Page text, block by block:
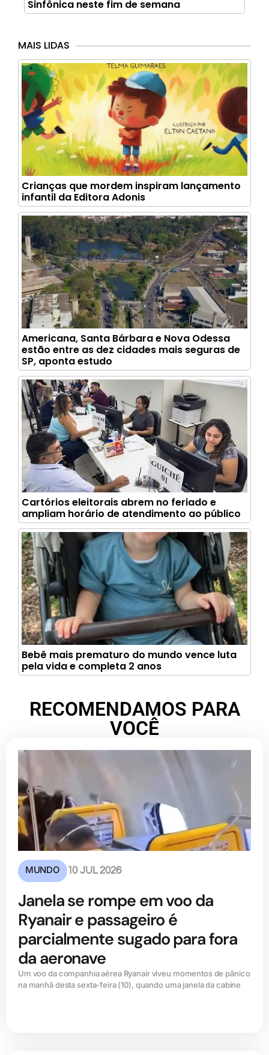
Sinfônica neste fim de semana
MAIS LIDAS
Crianças que mordem inspiram lançamento
infantil da Editora Adonis
Americana, Santa Bárbara e Nova Odessa
estão entre as dez cidades mais seguras de
SP, aponta estudo
Cartórios eleitorais abrem no feriado e
ampliam horário de atendimento ao público
Bebê mais prematuro do mundo vence luta
pela vida e completa 2 anos
RECOMENDAMOS PARA
VOCÊ
MUNDO 10 JUL 2026
Janela se rompe em voo da
Ryanair e passageiro é
parcialmente sugado para fora
da aeronave
Um voo da companhia aérea Ryanair viveu momentos de pânico
na manhã desta sexta-feira (10), quando uma janela da cabine